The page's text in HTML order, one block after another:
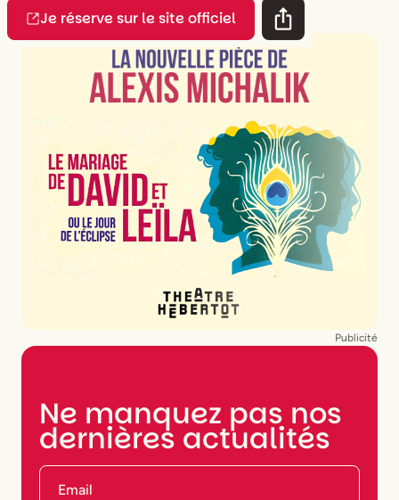
Je réserve sur le site officiel
Publicité
Ne manquez pas nos
dernières actualités